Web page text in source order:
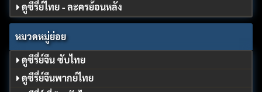
ดูซีรี่ย์ไทย - ละครย้อนหลัง
หมวดหมู่ย่อย
ดูซีรี่ย์จีน ซับไทย
ดูซีรี่ย์จีนพากย์ไทย